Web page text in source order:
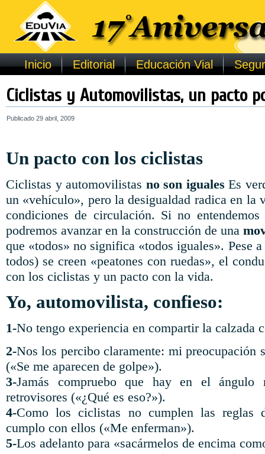
Inicio Editorial Educación Vial
Ciclistas y Automovilistas, un pacto
Publicado 29 abril, 2009
Un pacto con los ciclistas
Ciclistas y automovilistas no son iguales Es
un «vehículo», pero la desigualdad radica en la
condiciones de circulación. Si no
podremos avanzar en la construcción de una
que «todos» no significa «todos iguales». Pese
todos) se creen «peatones con ruedas», el
con los ciclistas y un pacto con la vida.
Yo, automovilista, confieso:
1-No tengo experiencia en compartir la calzada
2-Nos los percibo claramente: mi preocupación
(«Se me aparecen de golpe»).
3-Jamás compruebo que hay en el ángulo
retrovisores («¿Qué es eso?»).
4-Como los ciclistas no cumplen las reglas
cumplo con ellos («Me enferman»).
5-Los adelanto para «sacármelos de encima